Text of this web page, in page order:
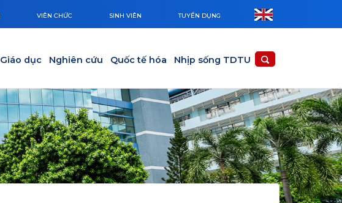
VIÊN CHỨC SINH VIÊN TUYỂN DỤNG
Giáo dục Nghiên cứu Quốc tế hóa Nhịp sống TDTU